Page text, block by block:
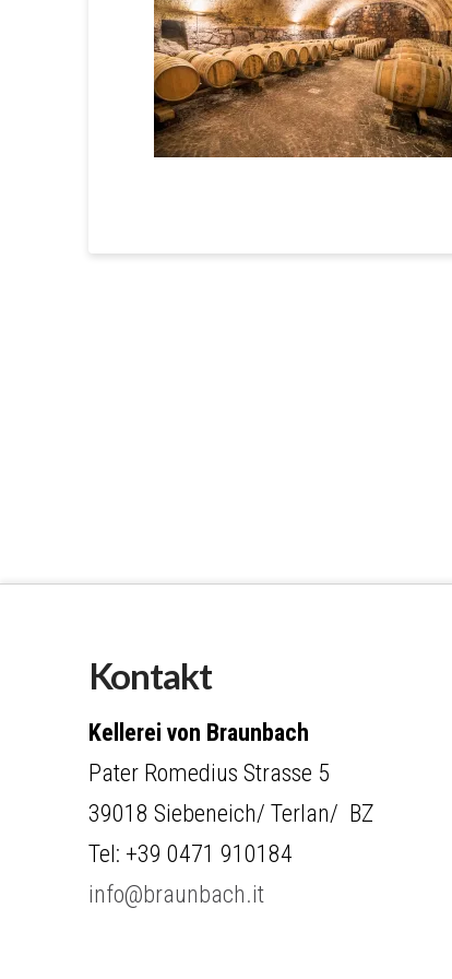
Kontakt
Kellerei von Braunbach
Pater Romedius Strasse 5
39018 Siebeneich/ Terlan/ BZ
Tel: +39 0471 910184
info@braunbach.it